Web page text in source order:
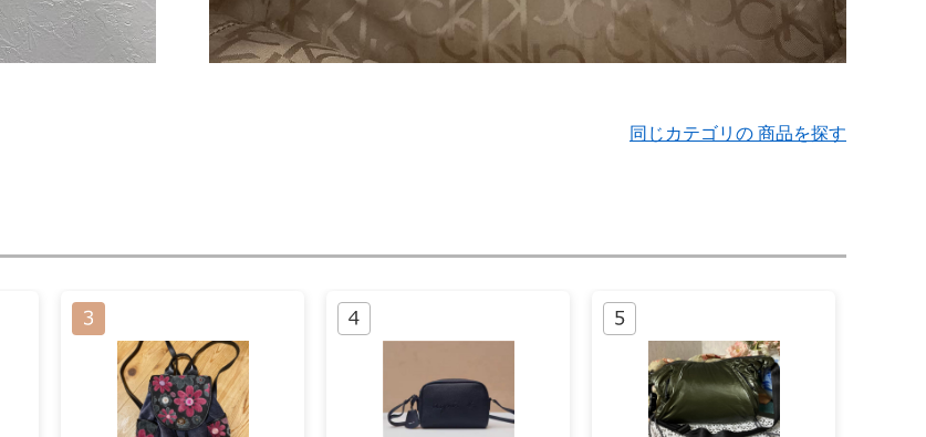
同じカテゴリの 商品を探す